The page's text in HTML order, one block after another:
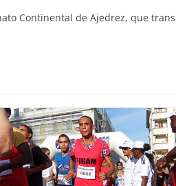
Continental de Ajedrez, que